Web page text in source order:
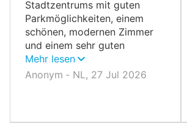
Stadtzentrums mit guten
Parkmöglichkeiten, einem
schönen, modernen Zimmer
und einem sehr guten
Frühstück.
Mehr lesen
Anonym ‐ NL, 27 Jul 2026